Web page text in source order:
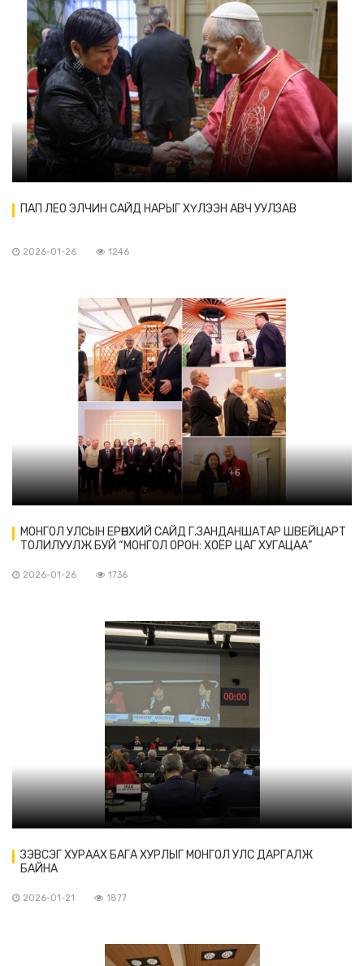
ПАП ЛЕО ЭЛЧИН САЙД НАРЫГ ХҮЛЭЭН АВЧ УУЛЗАВ
2026-01-26 1246
МОНГОЛ УЛСЫН ЕРӨНХИЙ САЙД Г.ЗАНДАНШАТАР ШВЕЙЦАРТ
ТОЛИЛУУЛЖ БУЙ “МОНГОЛ ОРОН: ХОЁР ЦАГ ХУГАЦАА”
2026-01-26 1736
ЗЭВСЭГ ХУРААХ БАГА ХУРЛЫГ МОНГОЛ УЛС ДАРГАЛЖ
БАЙНА
2026-01-21 1877